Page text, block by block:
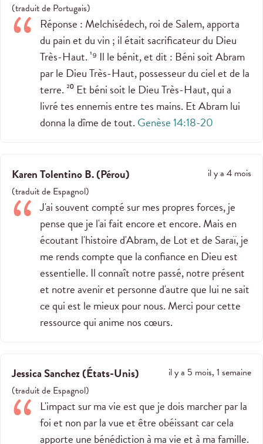
(traduit de Portugais)
Réponse : Melchisédech, roi de Salem, apporta
du pain et du vin ; il était sacrificateur du Dieu
Très-Haut. ¹⁹ Il le bénit, et dit : Béni soit Abram
par le Dieu Très-Haut, possesseur du ciel et de la
terre. ²⁰ Et béni soit le Dieu Très-Haut, qui a
livré tes ennemis entre tes mains. Et Abram lui
donna la dîme de tout. Genèse 14:18-20
Karen Tolentino B.(Pérou)
il y a 4 mois
(traduit de Espagnol)
J'ai souvent compté sur mes propres forces, je
pense que je l'ai fait encore et encore. Mais en
écoutant l'histoire d'Abram, de Lot et de Saraï, je
me rends compte que la confiance en Dieu est
essentielle. Il connaît notre passé, notre présent
et notre avenir et personne d'autre que lui ne sait
ce qui est le mieux pour nous. Merci pour cette
ressource qui anime nos cœurs.
Jessica Sanchez(États-Unis)
il y a 5 mois, 1 semaine
(traduit de Espagnol)
L'impact sur ma vie est que je dois marcher par la
foi et non par la vue et être obéissant car cela
apporte une bénédiction à ma vie et à ma famille.